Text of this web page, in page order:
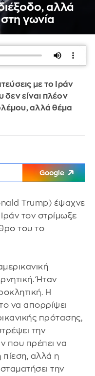
αλλά
γωνία
με το Ιράν
δεν είναι πλέον
αλλά θέμα
Google
Trump) έψαχνε
τον στρίμωξε
του το
Ήταν
Η
να απορρίψει
πρότασης,
την
που πρέπει να
πίεση, αλλά η
την